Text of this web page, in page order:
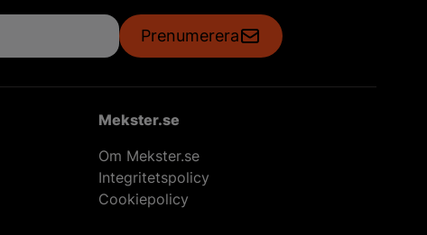
Prenumerera
Mekster.se
Om Mekster.se
Integritetspolicy
Cookiepolicy